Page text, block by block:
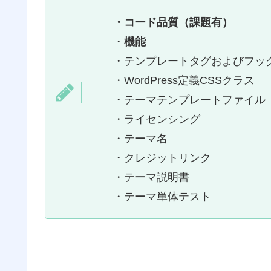
・コード品質（課題有）
・ 機能
・テンプレートタグおよびフッ
・WordPress定義CSSクラス
・テーマテンプレートファイル
・ライセンシング
・テーマ名
・クレジットリンク
・テーマ説明書
・テーマ単体テスト